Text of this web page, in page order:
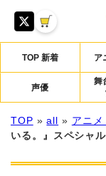
TOP 新着 ア
声優
舞
TOP »all » アニメ
いる。』スペシャ